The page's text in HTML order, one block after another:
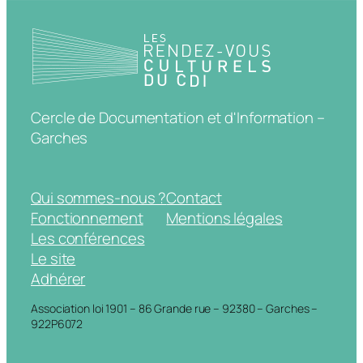
Cercle de Documentation et d'Information –
Garches
Qui sommes-nous ?
Fonctionnement
Les conférences
Le site
Adhérer
Contact
Mentions légales
Association loi 1901 – 86 Grande rue – 92380 – Garches –
922P6072